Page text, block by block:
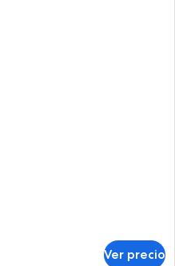
Ver precio